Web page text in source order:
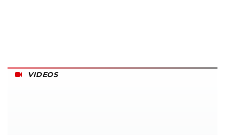
VIDEOS